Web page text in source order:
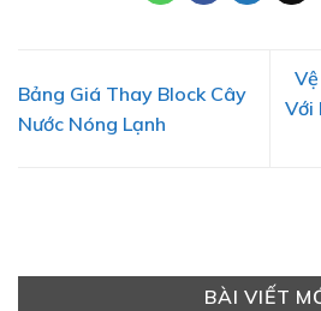
Bảng Giá Thay Block Cây
Nước Nóng Lạnh
Với
BÀI VIẾT